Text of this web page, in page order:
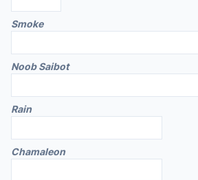
Smoke
Noob Saibot
Rain
Chamaleon